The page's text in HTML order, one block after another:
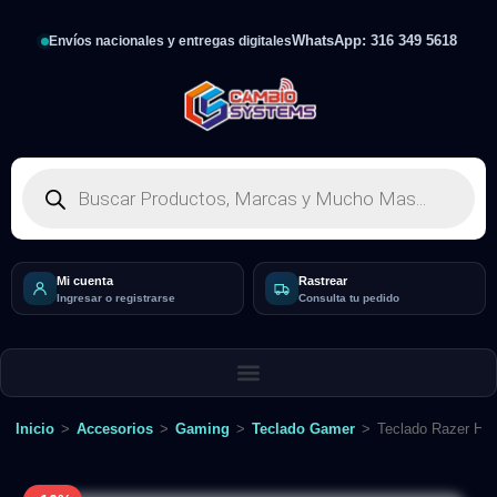
Envíos nacionales y entregas digitalesWhatsApp: 316 349 5618
Mi cuenta
Ingresar o registrarse
Rastrear
Consulta tu pedido
Inicio > Accesorios > Gaming > Teclado Gamer > Teclado Razer